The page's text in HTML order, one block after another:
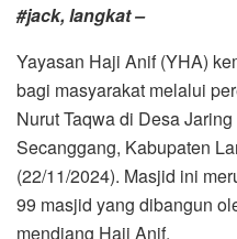
#jack, langkat –
Yayasan Haji Anif (YHA)
bagi masyarakat melalui
Nurut Taqwa di Desa
Secanggang, Kabupaten
(22/11/2024). Masjid ini
99 masjid yang dibangun
mendiang Haji Anif.